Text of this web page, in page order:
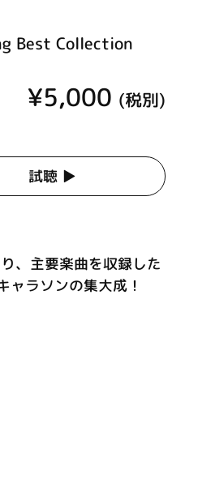
Best Collection
¥5,000 (税別)
試聴 ▶︎
、主要楽曲を収録した
ラソンの集大成！